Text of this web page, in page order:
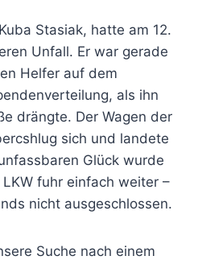
Stasiak, hatte am 12.
Unfall. Er war gerade
Helfer auf dem
als ihn
drängte. Der Wagen der
sich und landete
Glück wurde
fuhr einfach weiter –
nicht ausgeschlossen.
Suche nach einem